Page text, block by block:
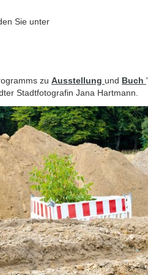
Sie unter
zu Ausstellung und Buch
Stadtfotografin Jana Hartmann.